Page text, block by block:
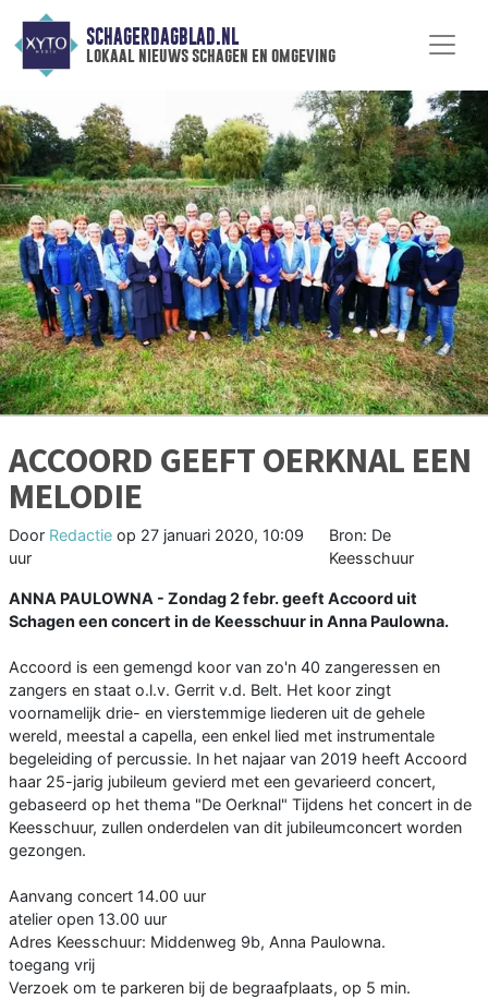
SCHAGERDAGBLAD.NL
lokaal nieuws schagen en omgeving
ACCOORD GEEFT OERKNAL EEN
MELODIE
Door Redactie op 27 januari 2020, 10:09
uur
Bron: De
Keesschuur
ANNA PAULOWNA - Zondag 2 febr. geeft Accoord uit
Schagen een concert in de Keesschuur in Anna Paulowna.
Accoord is een gemengd koor van zo'n 40 zangeressen en
zangers en staat o.l.v. Gerrit v.d. Belt. Het koor zingt
voornamelijk drie- en vierstemmige liederen uit de gehele
wereld, meestal a capella, een enkel lied met instrumentale
begeleiding of percussie. In het najaar van 2019 heeft Accoord
haar 25-jarig jubileum gevierd met een gevarieerd concert,
gebaseerd op het thema "De Oerknal" Tijdens het concert in de
Keesschuur, zullen onderdelen van dit jubileumconcert worden
gezongen.
Aanvang concert 14.00 uur
atelier open 13.00 uur
Adres Keesschuur: Middenweg 9b, Anna Paulowna.
toegang vrij
Verzoek om te parkeren bij de begraafplaats, op 5 min.